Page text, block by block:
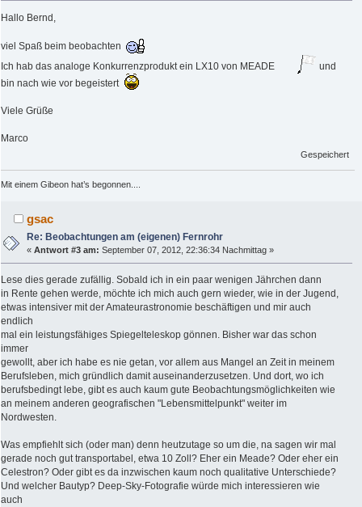
Hallo Bernd,
viel Spaß beim beobachten
Ich hab das analoge Konkurrenzprodukt ein LX10 von MEADE
und
bin nach wie vor begeistert
Viele Grüße
Marco
Gespeichert
Mit einem Gibeon hat’s begonnen....
gsac
Re: Beobachtungen am (eigenen) Fernrohr
«Antwort #3 am: September 07, 2012, 22:36:34 Nachmittag »
Lese dies gerade zufällig. Sobald ich in ein paar wenigen Jährchen dann
in Rente gehen werde, möchte ich mich auch gern wieder, wie in der Jugend,
etwas intensiver mit der Amateurastronomie beschäftigen und mir auch
endlich
mal ein leistungsfähiges Spiegelteleskop gönnen. Bisher war das schon
immer
gewollt, aber ich habe es nie getan, vor allem aus Mangel an Zeit in meinem
Berufsleben, mich gründlich damit auseinanderzusetzen. Und dort, wo ich
berufsbedingt lebe, gibt es auch kaum gute Beobachtungsmöglichkeiten wie
an meinem anderen geografischen "Lebensmittelpunkt" weiter im
Nordwesten.
Was empfiehlt sich (oder man) denn heutzutage so um die, na sagen wir mal
gerade noch gut transportabel, etwa 10 Zoll? Eher ein Meade? Oder eher ein
Celestron? Oder gibt es da inzwischen kaum noch qualitative Unterschiede?
Und welcher Bautyp? Deep-Sky-Fotografie würde mich interessieren wie
auch